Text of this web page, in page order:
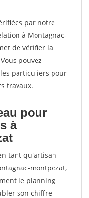
par notre
à Montagnac-
de vérifier la
pouvez
particuliers pour
travaux.
pour
à
tant qu'artisan
montpezat,
le planning
son chiffre